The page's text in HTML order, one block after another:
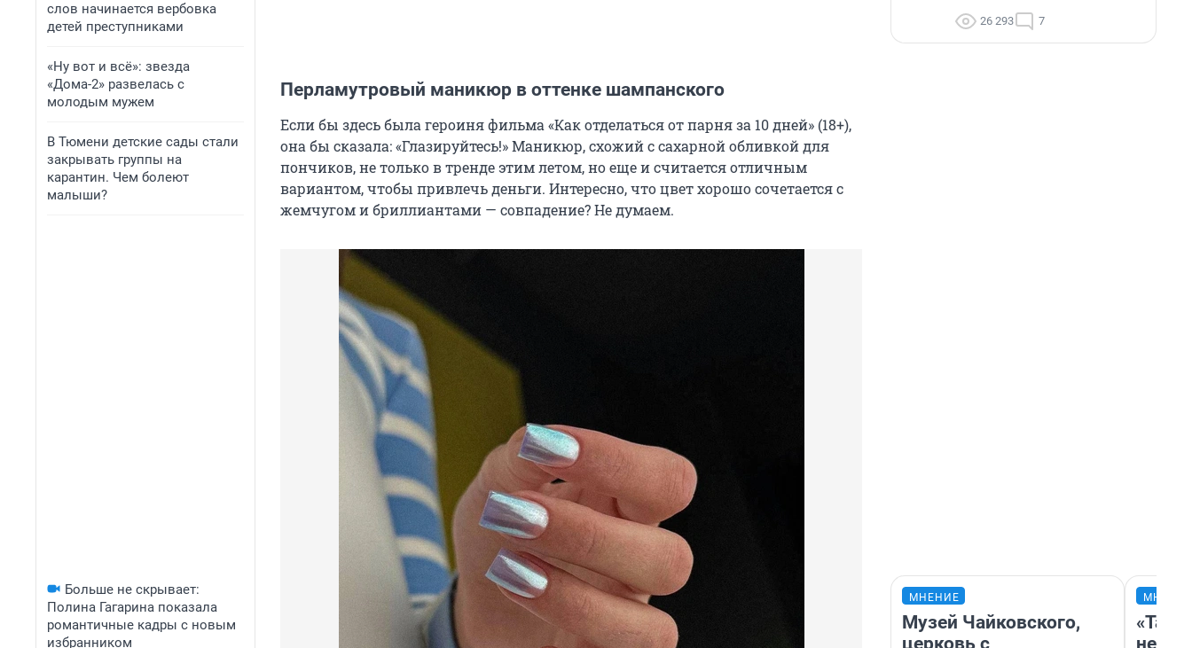
слов начинается вербовка
детей преступниками
«Ну вот и всё»: звезда
«Дома-2» развелась с
молодым мужем
В Тюмени детские сады стали
закрывать группы на
карантин. Чем болеют
малыши?
Больше не скрывает:
Полина Гагарина показала
романтичные кадры с новым
избранником
Перламутровый маникюр в оттенке шампанского
Если бы здесь была героиня фильма «Как отделаться от парня за 10 дней» (18+),
она бы сказала: «Глазируйтесь!» Маникюр, схожий с сахарной обливкой для
пончиков, не только в тренде этим летом, но еще и считается отличным
вариантом, чтобы привлечь деньги. Интересно, что цвет хорошо сочетается с
жемчугом и бриллиантами — совпадение? Не думаем.
26 293 7
МНЕНИЕ
Музей Чайковского,
церковь с
не